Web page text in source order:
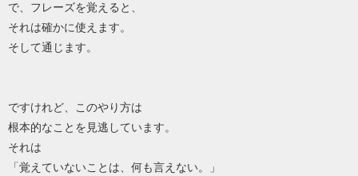
で、フレーズを覚えると、
それは確かに使えます。
そして通じます。
ですけれど、このやり方は
根本的なことを見逃しています。
それは
「覚えていないことは、何も言えない。」